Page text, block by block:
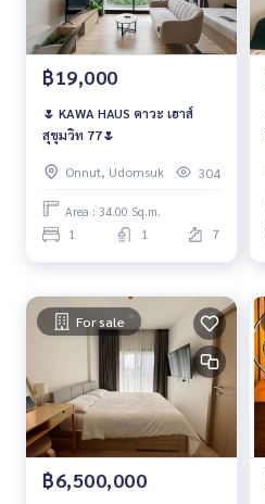
Call082-269-6289Mo for EN/TH
฿19,000
🌷 KAWA HAUS คาวะ เฮาส์
สุขุมวิท 77🌷
Onnut, Udomsuk 304
Area : 34.00 Sq.m.
1 1 7
For sale
฿6,500,000